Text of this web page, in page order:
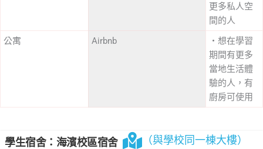
更多私人空
間的人
公寓
Airbnb
・想在學習
期間有更多
當地生活體
驗的人，有
廚房可使用
學生宿舍：海濱校區宿舍 （與學校同一棟大樓）